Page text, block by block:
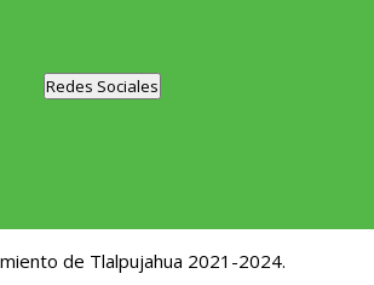
Redes Sociales
de Tlalpujahua 2021-2024.